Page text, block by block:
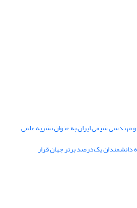
شیمی ایران به عنوان نشریه علمی
دانشمندان یک‌درصد برتر جهان قرار